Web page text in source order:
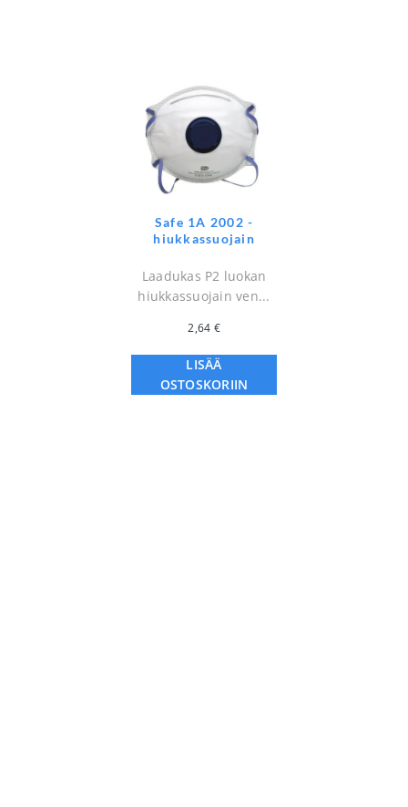
Safe 1A 2002 -
hiukkassuojain
Laadukas P2 luokan
hiukkassuojain ven...
2,64 €
LISÄÄ
OSTOSKORIIN